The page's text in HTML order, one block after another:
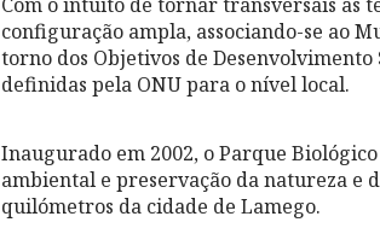
Com o intuito de tornar transversais as
configuração ampla, associando-se ao
torno dos Objetivos de Desenvolvimento
definidas pela ONU para o nível local.
Inaugurado em 2002, o Parque
ambiental e preservação da natureza e
quilómetros da cidade de Lamego.